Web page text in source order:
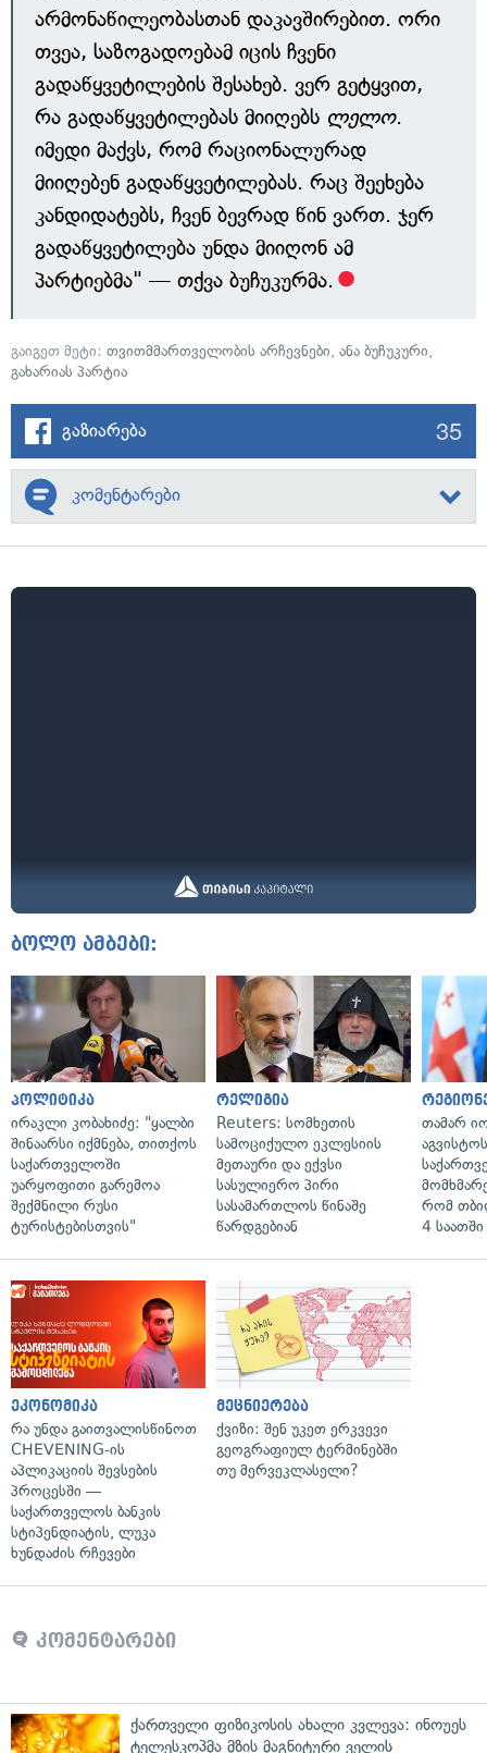
არმონაწილეობასთან დაკავშირებით. ორი
თვეა, საზოგადოებამ იცის ჩვენი
გადაწყვეტილების შესახებ. ვერ გეტყვით,
რა გადაწყვეტილებას მიიღებს ლელო.
იმედი მაქვს, რომ რაციონალურად
მიიღებენ გადაწყვეტილებას. რაც შეეხება
კანდიდატებს, ჩვენ ბევრად წინ ვართ. ჯერ
გადაწყვეტილება უნდა მიიღონ ამ
პარტიებმა" — თქვა ბუჩუკურმა.
გაიგეთ მეტი: თვითმმართველობის არჩევნები, ანა ბუჩუკური,
გახარიას პარტია
გაზიარება 35
კომენტარები
ბოლო ამბები:
პოლიტიკა
ირაკლი კობახიძე: "ყალბი
შინაარსი იქმნება, თითქოს
საქართველოში
უარყოფითი გარემოა
შექმნილი რუსი
ტურისტებისთვის"
რელიგია
Reuters: სომხეთის
სამოციქულო ეკლესიის
მეთაური და ექვსი
სასულიერო პირი
სასამართლოს წინაშე
წარდგებიან
თამარ
რომ
4
ეკონომიკა
რა უნდა გაითვალისწინოთ
CHEVENING-ის
აპლიკაციის შევსების
პროცესში —
საქართველოს ბანკის
სტიპენდიატის, ლუკა
ხუნდაძის რჩევები
მეცნიერება
ქვიზი: შენ უკეთ ერკვევი
გეოგრაფიულ ტერმინებში
თუ მერვეკლასელი?
კომენტარები
ქართველი ფიზიკოსის ახალი კვლევა: ინოუეს
ტელესკოპმა მზის მაგნიტური ველის